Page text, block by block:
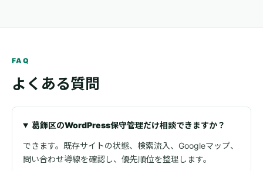
FAQ
よくある質問
葛飾区のWordPress保守管理だけ相談できますか？
できます。既存サイトの状態、検索流入、Googleマップ、
問い合わせ導線を確認し、優先順位を整理します。